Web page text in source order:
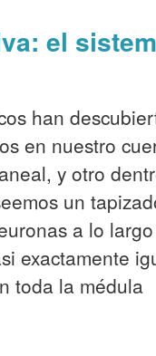
el
han
en nuestro
y otro
un
a lo
exactamente
toda la médula